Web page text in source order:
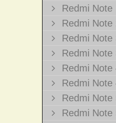
Redmi Note
Redmi Note
Redmi Note
Redmi Note
Redmi Note
Redmi Note
Redmi Note
Redmi Note